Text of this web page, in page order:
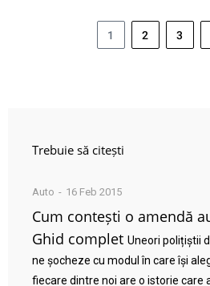
1 2 3
Trebuie să citești
Auto 16 Feb 2015
Cum contești o amendă
Ghid complet Uneori polițiștii
ne șocheze cu modul în care își
fiecare dintre noi are o istorie care